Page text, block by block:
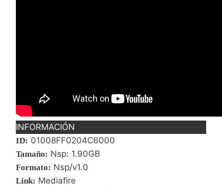
INFORMACIÓN
ID: 01008FF0204C6000
Tamaño: Nsp: 1.90GB
Formato: Nsp/v1.0
Link: Mediafire